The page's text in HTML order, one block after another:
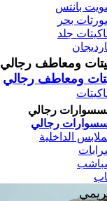
بانتس
بحر
جلد
ومعاطف رجالي
ومعاطف رجالي
رجالي
رجالي
الداخلية